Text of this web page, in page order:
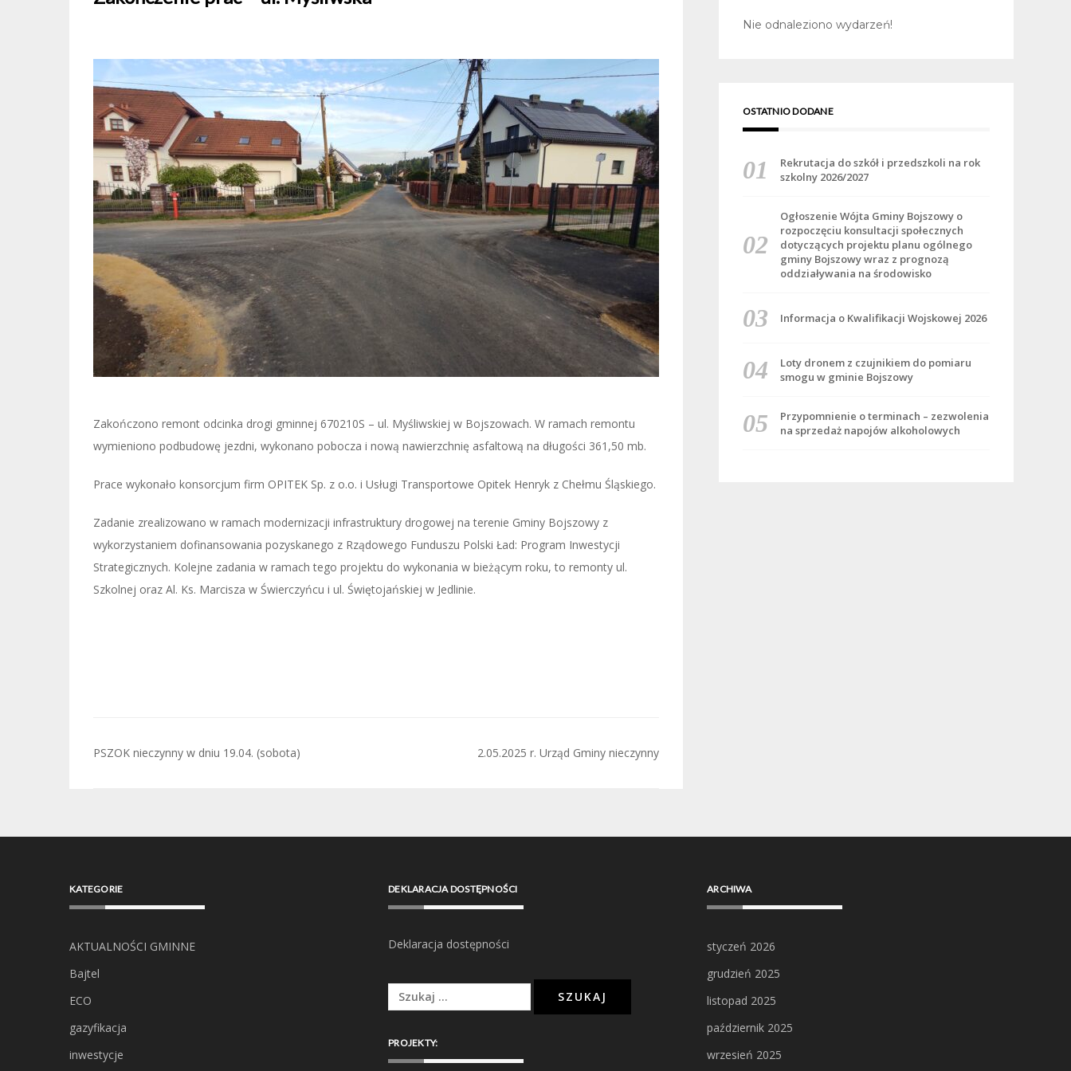
Zakończono remont odcinka drogi gminnej 670210S – ul. Myśliwskiej w Bojszowach. W ramach remontu
wymieniono podbudowę jezdni, wykonano pobocza i nową nawierzchnię asfaltową na długości 361,50 mb.
Prace wykonało konsorcjum firm OPITEK Sp. z o.o. i Usługi Transportowe Opitek Henryk z Chełmu Śląskiego.
Zadanie zrealizowano w ramach modernizacji infrastruktury drogowej na terenie Gminy Bojszowy z
wykorzystaniem dofinansowania pozyskanego z Rządowego Funduszu Polski Ład: Program Inwestycji
Strategicznych. Kolejne zadania w ramach tego projektu do wykonania w bieżącym roku, to remonty ul.
Szkolnej oraz Al. Ks. Marcisza w Świerczyńcu i ul. Świętojańskiej w Jedlinie.
Nawigacja
PSZOK nieczynny w dniu 19.04. (sobota) 2.05.2025 r. Urząd Gminy nieczynny
Nie odnaleziono wydarzeń!
OSTATNIO DODANE
Rekrutacja do szkół i przedszkoli na rok
szkolny 2026/2027
Ogłoszenie Wójta Gminy Bojszowy o
rozpoczęciu konsultacji społecznych
dotyczących projektu planu ogólnego
gminy Bojszowy wraz z prognozą
oddziaływania na środowisko
Informacja o Kwalifikacji Wojskowej 2026
Loty dronem z czujnikiem do pomiaru
smogu w gminie Bojszowy
Przypomnienie o terminach – zezwolenia
na sprzedaż napojów alkoholowych
KATEGORIE
AKTUALNOŚCI GMINNE
Bajtel
ECO
gazyfikacja
inwestycje
DEKLARACJA DOSTĘPNOŚCI
Deklaracja dostępności
Szukaj:
PROJEKTY:
ARCHIWA
styczeń 2026
grudzień 2025
listopad 2025
październik 2025
wrzesień 2025